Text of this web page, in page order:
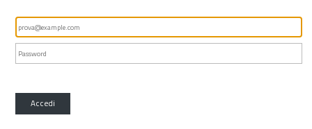
Accedi